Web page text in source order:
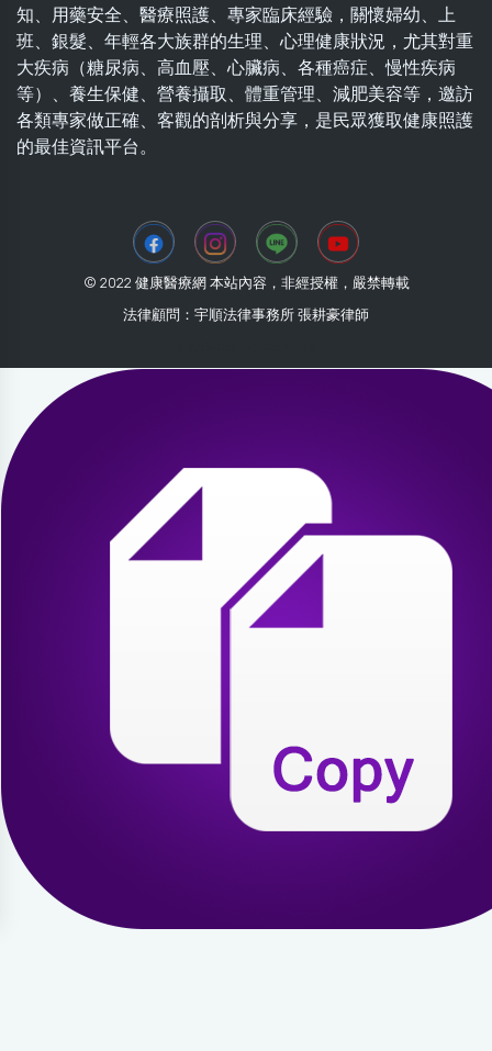
知、用藥安全、醫療照護、專家臨床經驗，關懷婦幼、上
班、銀髮、年輕各大族群的生理、心理健康狀況，尤其對重
大疾病（糖尿病、高血壓、心臟病、各種癌症、慢性疾病
等）、養生保健、營養攝取、體重管理、減肥美容等，邀訪
各類專家做正確、客觀的剖析與分享，是民眾獲取健康照護
的最佳資訊平台。
© 2022 健康醫療網 本站內容，非經授權，嚴禁轉載
法律顧問：宇順法律事務所 張耕豪律師